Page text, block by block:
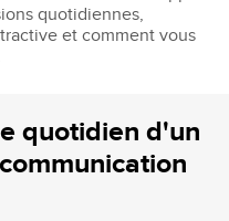
quotidiennes,
et comment vous
quotidien d'un